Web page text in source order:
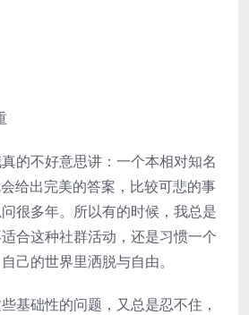
的不好意思讲：一个本相对知名
给出完美的答案，比较可悲的事
很多年。所以有的时候，我总是
合这种社群活动，还是习惯一个
己的世界里洒脱与自由。
基础性的问题，又总是忍不住，